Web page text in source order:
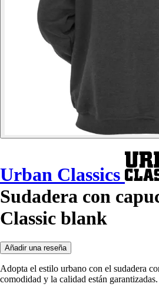
Urban Classics
Sudadera con
Classic blank
Añadir una reseña
Adopta el estilo urbano con el sudadera
comodidad y la calidad están garantizadas.